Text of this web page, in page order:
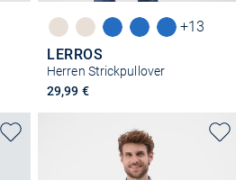
+13
LERROS
Herren Strickpullover
29,99 €